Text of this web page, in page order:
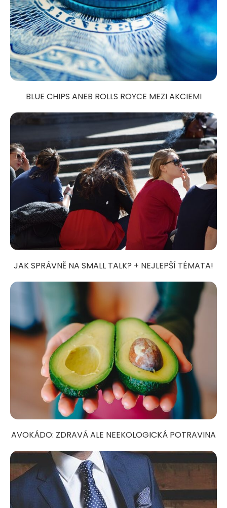
BLUE CHIPS ANEB ROLLS ROYCE MEZI AKCIEMI
JAK SPRÁVNĚ NA SMALL TALK? + NEJLEPŠÍ TÉMATA!
AVOKÁDO: ZDRAVÁ ALE NEEKOLOGICKÁ POTRAVINA